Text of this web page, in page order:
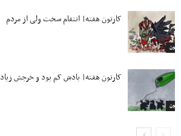
کارتون
کارتون هفته| انتقام سخت ولی از مردم
کارتون
کارتون هفته| بادش کم بود و خرجش زیاد